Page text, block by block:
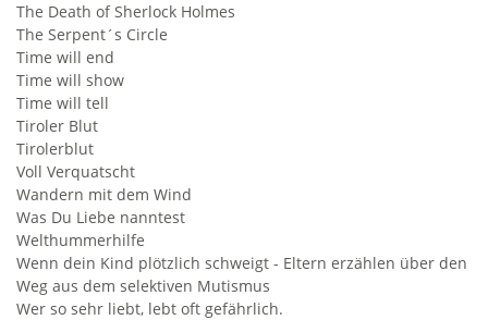
The Death of Sherlock Holmes
The Serpent´s Circle
Time will end
Time will show
Time will tell
Tiroler Blut
Tirolerblut
Voll Verquatscht
Wandern mit dem Wind
Was Du Liebe nanntest
Welthummerhilfe
Wenn dein Kind plötzlich schweigt - Eltern erzählen über den
Weg aus dem selektiven Mutismus
Wer so sehr liebt, lebt oft gefährlich.